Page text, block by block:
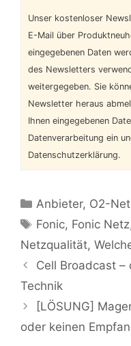
Unser kostenloser
E-Mail über
eingegebenen Daten
des Newsletters
weitergegeben. Sie
Newsletter heraus
Ihnen eingegebenen
Datenverarbeitung ein
Datenschutzerklärung.
Kategorien
Anbieter, O2-
Schlagwörter
Fonic, Fonic Netz
Netzqualität,
Cell Broadcast
Technik
[LÖSUNG]
oder keinen